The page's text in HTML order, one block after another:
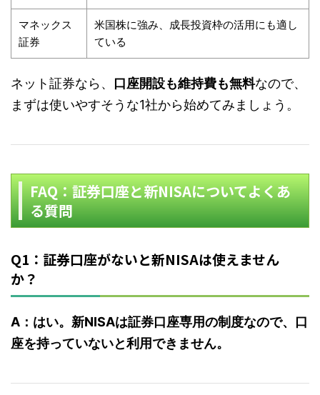
マネックス
証券
米国株に強み、成長投資枠の活用にも適し
ている
ネット証券なら、 口座開設も維持費も無料なので、
まずは使いやすそうな1社から始めてみましょう。
FAQ：証券口座と新NISAについてよくあ
る質問
Q1：証券口座がないと新NISAは使えません
か？
A：はい。新NISAは証券口座専用の制度なので、口
座を持っていないと利用できません。